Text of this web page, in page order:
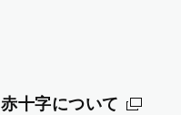
赤十字について